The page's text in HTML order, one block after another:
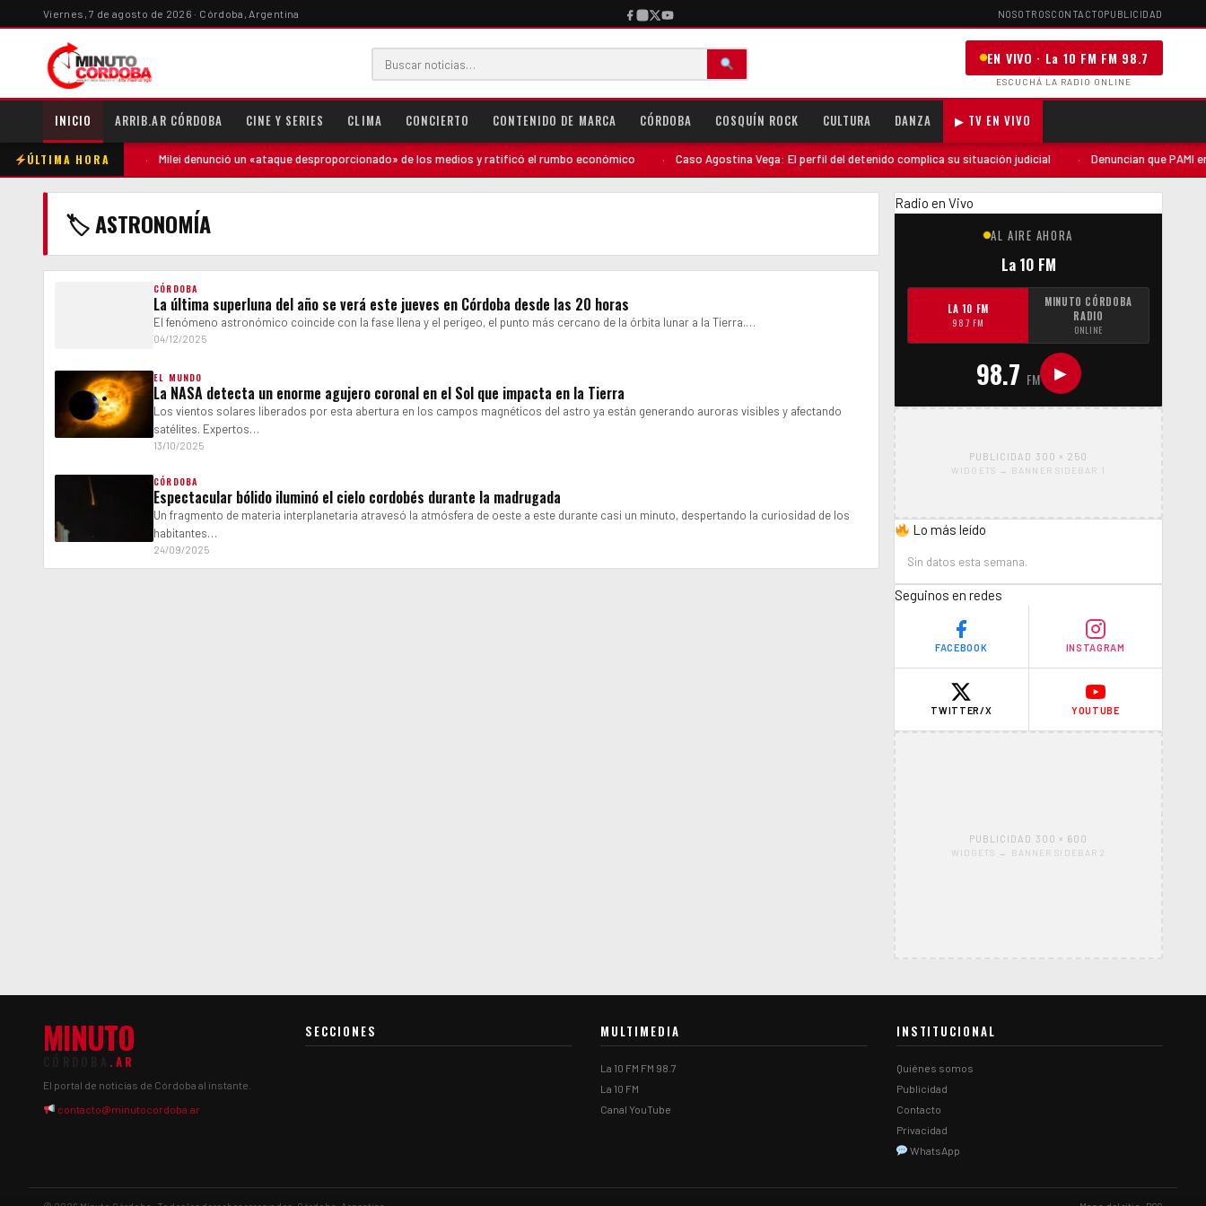
Viernes, 7 de agosto de 2026 · Córdoba, Argentina NOSOTROSCONTACTOPUBLICIDAD
EN VIVO · La 10 FM FM 98.7
ESCUCHÁ LA RADIO ONLINE
INICIO ARRIB.AR CÓRDOBA CINE Y SERIES CLIMA CONCIERTO CONTENIDO DE MARCA CÓRDOBA COSQUÍN ROCK CULTURA DANZA ▶ TV EN VIVO
ÚLTIMA HORA
contra la madre Milei denunció un «ataque desproporcionado» de los medios y ratificó el rumbo económico Caso Agostina Vega: El perfil del detenido complica su situación judicial Denuncian que PAMI
🏷 ASTRONOMÍA
CÓRDOBA
La última superluna del año se verá este jueves en Córdoba desde las 20 horas
El fenómeno astronómico coincide con la fase llena y el perigeo, el punto más cercano de la órbita lunar a la Tierra.…
04/12/2025
EL MUNDO
La NASA detecta un enorme agujero coronal en el Sol que impacta en la Tierra
Los vientos solares liberados por esta abertura en los campos magnéticos del astro ya están generando auroras visibles y afectando
satélites. Expertos…
13/10/2025
CÓRDOBA
Espectacular bólido iluminó el cielo cordobés durante la madrugada
Un fragmento de materia interplanetaria atravesó la atmósfera de oeste a este durante casi un minuto, despertando la curiosidad de los
habitantes…
24/09/2025
Radio en Vivo
AL AIRE AHORA
La 10 FM
LA 10 FM
98.7 FM
MINUTO CÓRDOBA
RADIO
ONLINE
98.7 FM ▶
PUBLICIDAD 300 × 250
WIDGETS → BANNER SIDEBAR 1
Lo más leído
Sin datos esta semana.
Seguinos en redes
FACEBOOK INSTAGRAM
TWITTER/X YOUTUBE
PUBLICIDAD 300 × 600
WIDGETS → BANNER SIDEBAR 2
MINUTO
.AR
El portal de noticias de Córdoba al instante.
contacto@minutocordoba.ar
SECCIONES MULTIMEDIA
La 10 FM FM 98.7
La 10 FM
Canal YouTube
INSTITUCIONAL
Quiénes somos
Publicidad
Contacto
Privacidad
WhatsApp